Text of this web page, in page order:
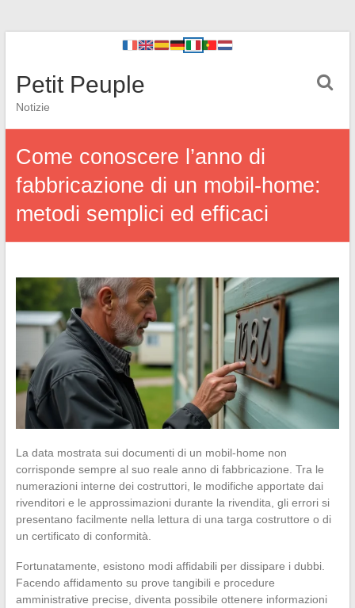
Petit Peuple
Notizie
Come conoscere l’anno di
fabbricazione di un mobil-home:
metodi semplici ed efficaci
La data mostrata sui documenti di un mobil-home non
corrisponde sempre al suo reale anno di fabbricazione. Tra le
numerazioni interne dei costruttori, le modifiche apportate dai
rivenditori e le approssimazioni durante la rivendita, gli errori si
presentano facilmente nella lettura di una targa costruttore o di
un certificato di conformità.
Fortunatamente, esistono modi affidabili per dissipare i dubbi.
Facendo affidamento su prove tangibili e procedure
amministrative precise, diventa possibile ottenere informazioni